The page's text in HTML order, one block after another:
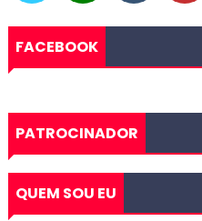
FACEBOOK
PATROCINADOR
QUEM SOU EU